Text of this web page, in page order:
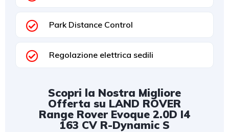
Park Distance Control
Regolazione elettrica sedili
Scopri la Nostra Migliore
Offerta su LAND ROVER
Range Rover Evoque 2.0D I4
163 CV R-Dynamic S